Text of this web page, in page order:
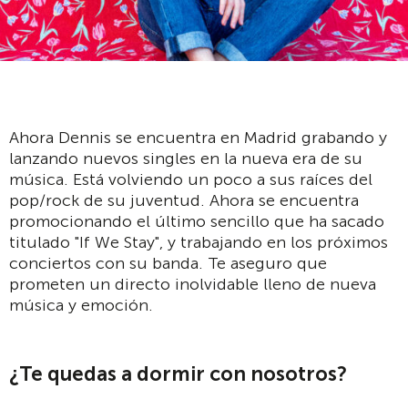
Ahora Dennis se encuentra en Madrid grabando y
lanzando nuevos singles en la nueva era de su
música. Está volviendo un poco a sus raíces del
pop/rock de su juventud. Ahora se encuentra
promocionando el último sencillo que ha sacado
titulado "If We Stay", y trabajando en los próximos
conciertos con su banda. Te aseguro que
prometen un directo inolvidable lleno de nueva
música y emoción.
¿Te quedas a dormir con nosotros?